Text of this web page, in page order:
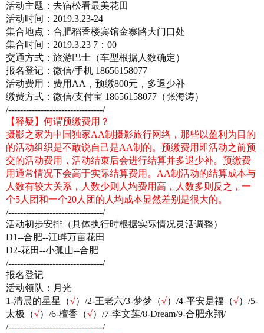
活动主题： 去宿松看最美花田
活动时间：2019.3.23-24
集合地点：合肥稻香楼宾馆金寨路大门口处
集合时间：2019.3.23 7：00
交通方式：旅游巴士（车型根据人数确定）
报名登记：微信/手机 18656158077
活动费用：费用AA，预缴800元，多退少补
缴费方式：微信/支付宝 18656158077（张海涛）
/--------------------------------/
【释疑】何谓预缴费用？
摄影之家为中国独家AA制摄影旅行网络，那些以盈利为目的
的活动组织是不敢说自己是AA制的。预缴费用即活动之前预
交的活动费用，活动结束后会进行结算并多退少补。预缴费
用通常情况下会高于实际结算费用。AA制活动的结算成本与
人数有较大关系，人数少则人均费用高，人数多则反之，一
个5人团和一个20人团的人均成本显然差别是很大的。
/--------------------------------/
活动初步安排（具体执行时根据实际情况灵活调整）
D1--合肥--江畔万亩花田
D2-花田--小孤山--合肥
/--------------------------------/
报名登记
活动领队：月光
1-清晨的星星 （√） /2-王老六/3-梦梦 （√） /4-平安是福 （√） /5-
太极 （√） /6-檀香（√）/7-李文莲/8-Dream/9-合肥永翔/
/--------------------------------/